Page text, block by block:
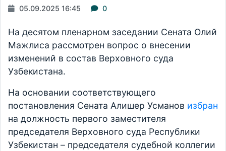
05.09.2025 16:45 0
На десятом пленарном заседании Сената Олий
Мажлиса рассмотрен вопрос о внесении
изменений в состав Верховного суда
Узбекистана.
На основании соответствующего
постановления Сената Алишер Усманов избран
на должность первого заместителя
председателя Верховного суда Республики
Узбекистан – председателя судебной коллегии